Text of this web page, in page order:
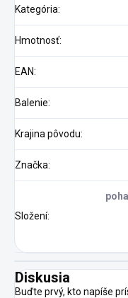
Kategória:
Hmotnosť:
EAN:
Balenie:
Krajina pôvodu:
Značka:
Složení:
Diskusia
Buďte prvý, kto napíše